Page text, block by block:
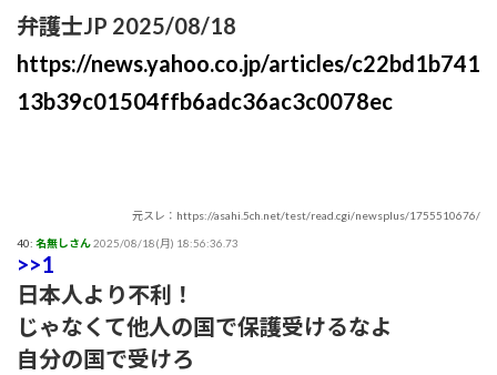
弁護士JP 2025/08/18
https://news.yahoo.co.jp/articles/c22bd1b741
13b39c01504ffb6adc36ac3c0078ec
元スレ：https://asahi.5ch.net/test/read.cgi/newsplus/1755510676/
40: 名無しさん2025/08/18(月) 18:56:36.73
>>1
日本人より不利！
じゃなくて他人の国で保護受けるなよ
自分の国で受けろ